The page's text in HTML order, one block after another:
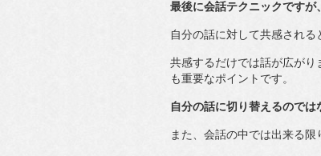
最後に会話テクニックですが
自分の話に対して共感される
共感するだけでは話が広がり
も重要なポイントです。
自分の話に切り替えるのでは
また、会話の中では出来る限